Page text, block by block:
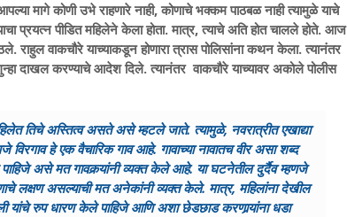
मागे कोणी उभे राहणारे नाही, कोणाचे भक्कम पाठबळ नाही त्यामुळे याचे
प्रयत्न पीडित महिलेने केला होता. मात्र, त्याचे अति होत चालले होते. आज
राहुल वाकचौरे याच्याकडून होणारा त्रास पोलिसांना कथन केला. त्यानंतर
दाखल करण्याचे आदेश दिले. त्यानंतर वाकचौरे याच्यावर अकोले पोलीस
तिचे अस्तित्व असते असे म्हटले जाते. त्यामुळे, नवरात्रीत एखाद्या
विरगाव हे एक वैचारिक गाव आहे. गावाच्या नावातच वीर असा शब्द
असे मत गावकर्‍यांनी व्यक्त केले आहे. या घटनेतील दुर्दैव म्हणजे
लक्षण असल्याची मत अनेकांनी व्यक्त केले. मात्र, महिलांना देखील
यांचे रुप धारण केले पाहिजे आणि अशा छेडछाड करणार्‍यांना धडा